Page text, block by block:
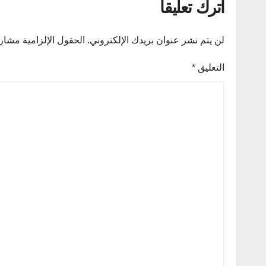
اترك تعليقاً
لن يتم نشر عنوان بريدك الإلكتروني. الحقول الإلزامية مشار
التعليق *